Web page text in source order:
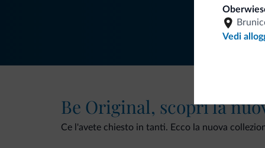
Vedi
Be Original, scopri la
Ce l'avete chiesto in tanti. Ecco la nuova